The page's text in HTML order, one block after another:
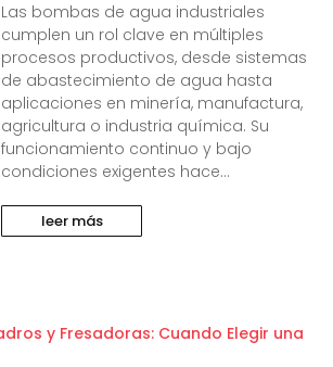
Las bombas de agua industriales
cumplen un rol clave en múltiples
procesos productivos, desde sistemas
de abastecimiento de agua hasta
aplicaciones en minería, manufactura,
agricultura o industria química. Su
funcionamiento continuo y bajo
condiciones exigentes hace...
leer más